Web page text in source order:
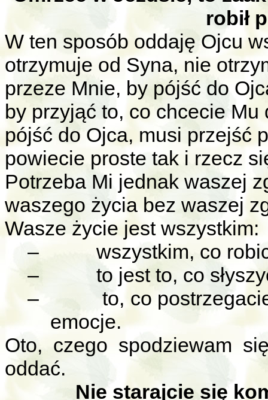
robił
W ten sposób oddaję Ojcu
otrzymuje od Syna, nie
przeze Mnie, by pójść do
by przyjąć to, co chcecie Mu
pójść do Ojca, musi przejść
powiecie proste tak i rzecz
Potrzeba Mi jednak waszej
waszego życia bez waszej
Wasze życie jest wszystkim:
–
wszystkim, co
–
to jest to, co
–
to, co
emocje.
Oto, czego spodziewam
oddać.
Nie starajcie się